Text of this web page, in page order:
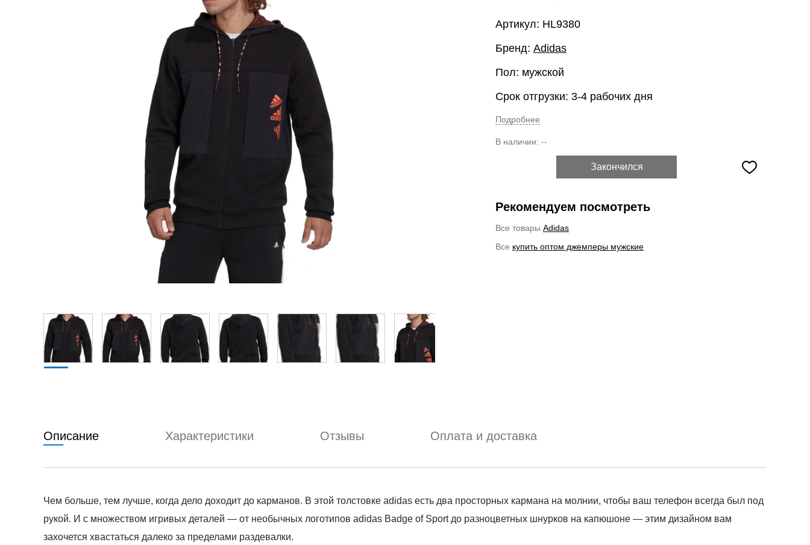
Артикул: HL9380
Бренд: Adidas
Пол: мужской
Срок отгрузки: 3-4 рабочих дня
Подробнее
В наличии: --
Закончился
Рекомендуем посмотреть
Все товары Adidas
Все купить оптом джемперы мужские
Описание Характеристики Отзывы Оплата и доставка
Чем больше, тем лучше, когда дело доходит до карманов. В этой толстовке adidas есть два просторных кармана на молнии, чтобы ваш телефон всегда был под
рукой. И с множеством игривых деталей — от необычных логотипов adidas Badge of Sport до разноцветных шнурков на капюшоне — этим дизайном вам
захочется хвастаться далеко за пределами раздевалки.